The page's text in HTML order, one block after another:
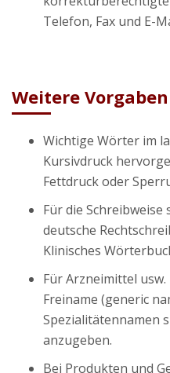
Telefon, Fax und E-
Weitere Vorgaben
Wichtige Wörter im
Kursivdruck
Fettdruck oder
Für die Schreibweise
deutsche
Klinisches
Für Arzneimittel
Freiname (generic
Spezialitätennamen
anzugeben.
Bei Produkten und